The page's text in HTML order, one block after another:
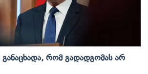
Განაცხადა, Რომ Გადადგომას Არ